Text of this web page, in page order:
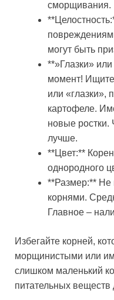
сморщивания.
могут быть
**»Глазки»
момент!
или «глазки»,
картофеле.
новые ростки.
лучше.
**Цвет:**
однородного
**Размер:** Не
корнями.
Главное –
Избегайте корней,
морщинистыми или
слишком маленький
питательных веществ